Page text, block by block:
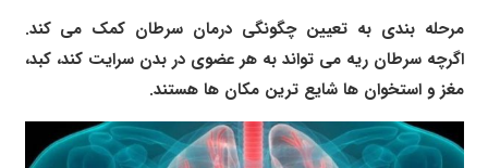
مرحله بندی به تعیین چگونگی درمان سرطان کمک می کند.
اگرچه سرطان ریه می تواند به هر عضوی در بدن سرایت کند، کبد،
مغز و استخوان ها شایع ترین مکان ها هستند.